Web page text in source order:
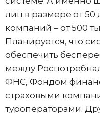
лиц в размере от 50
компаний – от 500
Планируется, что
обеспечить
между
ФНС, Фондом
страховыми
туроператорами.